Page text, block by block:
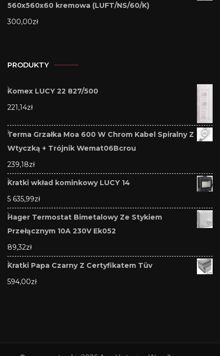
560x560x60 kremowa (LUFT/NS/60/K)
300,00zł
PRODUKTY
Komex LUCY 22 827/500
221,14zł
Terma Grzałka Moa 600 W Chrom Kabel Spiralny Z
Wtyczką + Trójnik Wemat06Bcrou
239,18zł
Kratki wkład kominkowy LUCY 14
5 635,99zł
Hager Termostat Bimetalowy Ze Stykiem
Przełącznym 10A 230V Ek052
89,32zł
Kratki Papa Czarny Z Certyfikatem Tüv
594,00zł